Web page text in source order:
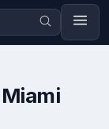
Miami